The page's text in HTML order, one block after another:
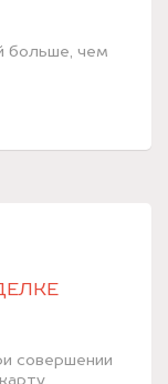
больше, чем
совершении